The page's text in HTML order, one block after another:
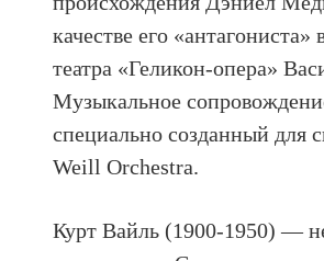
качестве его
театра «Геликон-опера»
Музыкальное
специально созданный для
Weill Orchestra.
Курт Вайль (1900-1950) —